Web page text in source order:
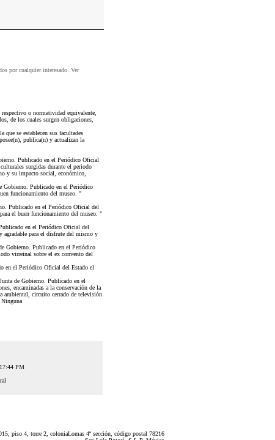
por cualquier interesado. Ver
o normatividad equivalente,
de los cuales surgen obligaciones,
se establecen sus facultades
publica(n) y actualizan la
Publicado en el Periódico Oficial
surgidas durante el periodo
y su impacto social, económico,
Gobierno. Publicado en el Periódico
funcionamiento del museo. "
Publicado en el Periódico Oficial del
el buen funcionamiento del museo. "
en el Periódico Oficial del
para el disfrute del mismo y
Gobierno. Publicado en el Periódico
virreinal sobre el ex convento del
en el Periódico Oficial del Estado el
de Gobierno. Publicado en el
encaminadas a la conservación de la
ambiental, circuito cerrado de televisión
PM
piso 4, torre 2, coloniaLomas 4ª sección, código postal 78216